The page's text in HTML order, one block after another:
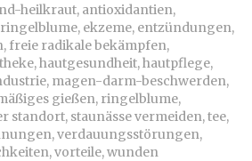
heilkraut, antioxidantien,
, ekzeme, entzündungen,
, freie radikale bekämpfen,
,hautgesundheit,hautpflege,
, magen-darm-beschwerden,
gießen, ringelblume,
standort, staunässe vermeiden,tee,
,verdauungsstörungen,
,vorteile,wunden